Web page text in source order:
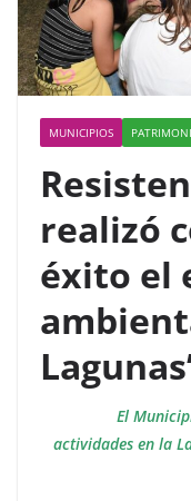
MUNICIPIOS
realizó
éxito el
El
actividades en la